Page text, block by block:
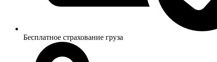
Бесплатное страхование груза